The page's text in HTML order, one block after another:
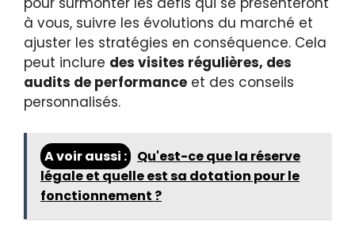
à vous, suivre les évolutions du marché et
ajuster les stratégies en conséquence. Cela
peut inclure des visites régulières, des
audits de performance et des conseils
personnalisés.
A voir aussi :
Qu'est-ce que la réserve
légale et quelle est sa dotation pour le
fonctionnement ?